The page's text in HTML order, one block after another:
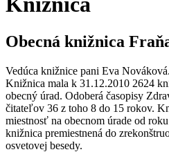
Obecná knižnica
Vedúca knižnice pani Eva Nováková.
Knižnica mala k 31.12.2010 2624
obecný úrad. Odoberá časopisy
čitateľov 36 z toho 8 do 15 rokov.
miestnosť na obecnom úrade od
knižnica premiestnená do
osvetovej besedy.